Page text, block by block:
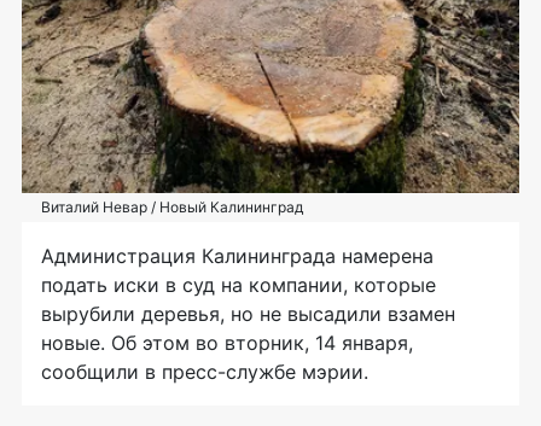
Виталий Невар / Новый Калининград
Администрация Калининграда намерена
подать иски в суд на компании, которые
вырубили деревья, но не высадили взамен
новые. Об этом во вторник, 14 января,
сообщили в пресс-службе мэрии.